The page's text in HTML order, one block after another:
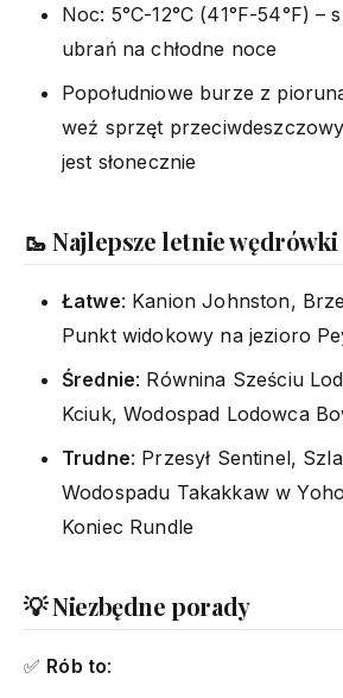
Noc: 5°C-12°C (41°F-54°F) –
ubrań na chłodne noce
Popołudniowe burze z
weź sprzęt
jest słonecznie
🥾 Najlepsze letnie wędrówki
Łatwe: Kanion Johnston,
Punkt widokowy na jezioro
Średnie: Równina Sześciu
Kciuk, Wodospad Lodowca
Trudne: Przesył Sentinel,
Wodospadu Takakkaw w
Koniec Rundle
💡 Niezbędne porady
✅ Rób to: